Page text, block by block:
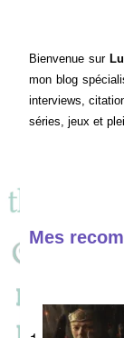
Bienvenue sur
mon blog
interviews,
séries, jeux et
Mes